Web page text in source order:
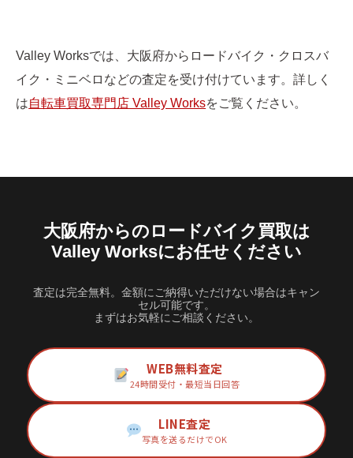
くりご検討いただけます。
Valley Worksでは、大阪府からロードバイク・クロスバ
イク・ミニベロなどの査定を受け付けています。詳しく
は自転車買取専門店 Valley Worksをご覧ください。
大阪府からのロードバイク買取は
Valley Worksにお任せください
査定は完全無料。金額にご納得いただけない場合はキャン
セル可能です。
まずはお気軽にご相談ください。
WEB無料査定
24時間受付・最短当日回答
LINE査定
写真を送るだけでOK